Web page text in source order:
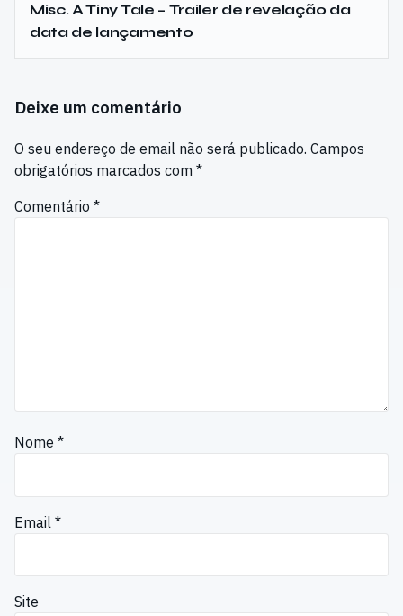
Misc. A Tiny Tale – Trailer de revelação da
data de lançamento
Deixe um comentário
O seu endereço de email não será publicado. Campos
obrigatórios marcados com *
Comentário *
Nome *
Email *
Site